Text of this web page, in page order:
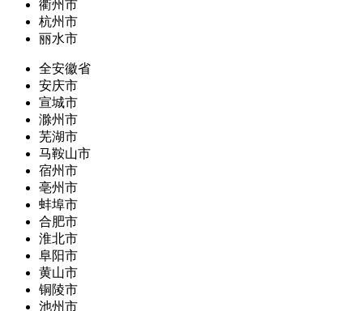
衢州市
杭州市
丽水市
全安徽省
安庆市
宣城市
滁州市
芜湖市
马鞍山市
宿州市
亳州市
蚌埠市
合肥市
淮北市
阜阳市
黄山市
铜陵市
池州市